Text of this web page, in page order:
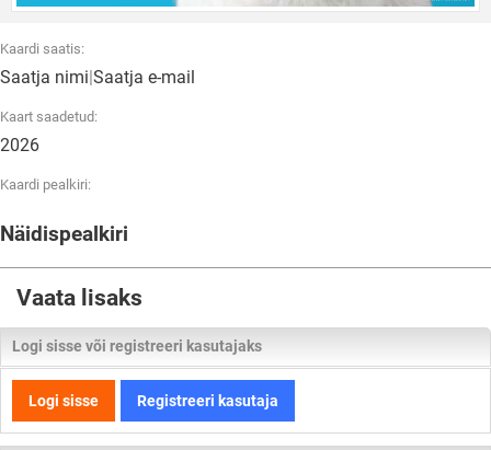
Kaardi saatis:
Saatja nimi|Saatja e-mail
Kaart saadetud:
2026
Kaardi pealkiri:
Näidispealkiri
Vaata lisaks
Logi sisse või registreeri kasutajaks
Logi sisse Registreeri kasutaja